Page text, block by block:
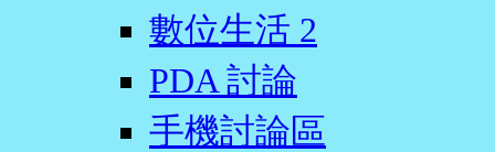
數位生活 2
PDA 討論
手機討論區